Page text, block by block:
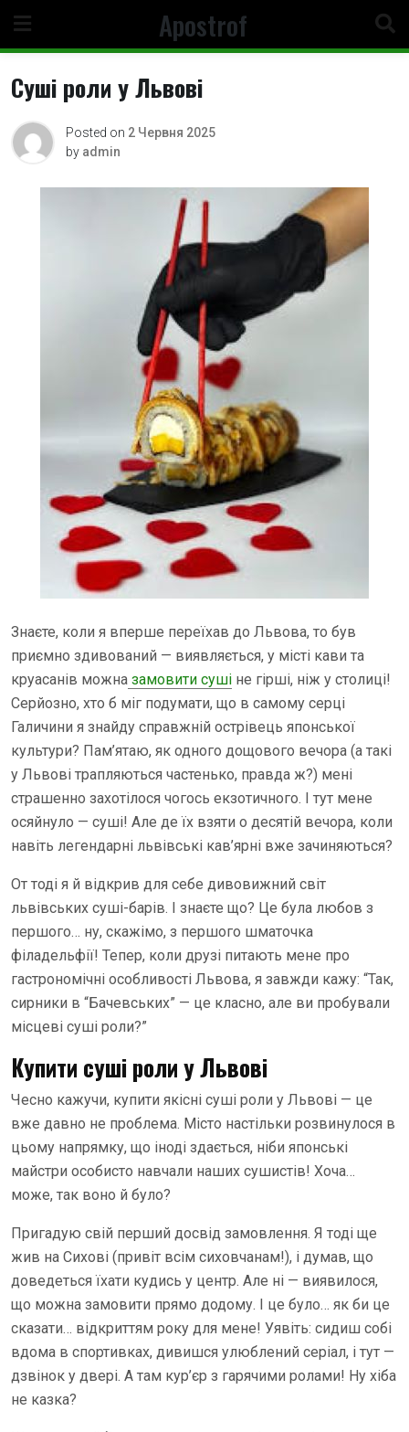
content
Apostrof
Суші роли у Львові
Posted on 2 Червня 2025
by admin
Знаєте, коли я вперше переїхав до Львова, то був
приємно здивований — виявляється, у місті кави та
круасанів можна замовити суші не гірші, ніж у столиці!
Серйозно, хто б міг подумати, що в самому серці
Галичини я знайду справжній острівець японської
культури? Пам’ятаю, як одного дощового вечора (а такі
у Львові трапляються частенько, правда ж?) мені
страшенно захотілося чогось екзотичного. І тут мене
осяйнуло — суші! Але де їх взяти о десятій вечора, коли
навіть легендарні львівські кав’ярні вже зачиняються?
От тоді я й відкрив для себе дивовижний світ
львівських суші-барів. І знаєте що? Це була любов з
першого… ну, скажімо, з першого шматочка
філадельфії! Тепер, коли друзі питають мене про
гастрономічні особливості Львова, я завжди кажу: “Так,
сирники в “Бачевських” — це класно, але ви пробували
місцеві суші роли?”
Купити суші роли у Львові
Чесно кажучи, купити якісні суші роли у Львові — це
вже давно не проблема. Місто настільки розвинулося в
цьому напрямку, що іноді здається, ніби японські
майстри особисто навчали наших сушистів! Хоча…
може, так воно й було?
Пригадую свій перший досвід замовлення. Я тоді ще
жив на Сихові (привіт всім сиховчанам!), і думав, що
доведеться їхати кудись у центр. Але ні — виявилося,
що можна замовити прямо додому. І це було… як би це
сказати… відкриттям року для мене! Уявіть: сидиш собі
вдома в спортивках, дивишся улюблений серіал, і тут —
дзвінок у двері. А там кур’єр з гарячими ролами! Ну хіба
не казка?